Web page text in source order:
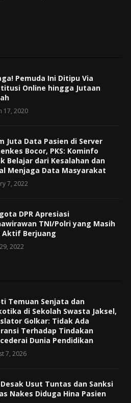
Pemuda Ini Ditipu Via
Online hingga Jutaan
17, 2020
Juta Data Pasien di Server
Bocor, PKS: Kominfo
Belajar dari Kesalahan dan
Menjaga Data Masyarakat
7, 2022
DPR Apresiasi
TNI/Polri yang Masih
Aktif Berjuang
2022
Temuan Senjata dan
di Sekolah Swasta Jaksel,
Golkar: Tidak Ada
Terhadap Tindakan
Dunia Pendidikan
7, 2026
Desak Usut Tuntas dan Sanksi
Nakes Diduga Hina Pasien